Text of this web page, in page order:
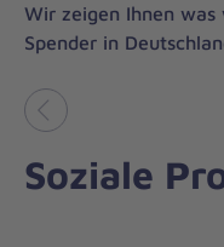
Wir zeigen Ihnen was
Spender in
Vorheriges
Soziale